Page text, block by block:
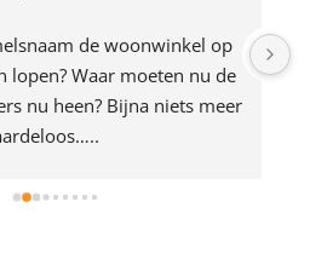
de woonwinkel op
lopen? Waar moeten nu de
nu heen? Bijna niets meer